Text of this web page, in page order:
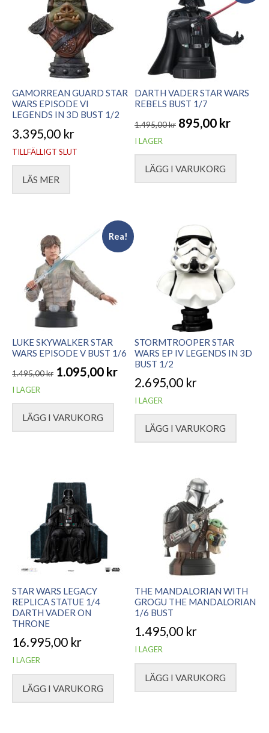
GAMORREAN GUARD STAR
WARS EPISODE VI
LEGENDS IN 3D BUST 1/2
3.395,00 kr
TILLFÄLLIGT SLUT
LÄS MER
DARTH VADER STAR WARS
REBELS BUST 1/7
1.495,00kr
Det
ursprungliga
priset
895,00 kr
Det
nuvarande
priset
I LAGER
LÄGG I VARUKORG
Rea!
LUKE SKYWALKER STAR
WARS EPISODE V BUST 1/6
1.495,00kr
Det
ursprungliga
priset
1.095,00 kr
Det
nuvarande
priset
I LAGER
LÄGG I VARUKORG
STORMTROOPER STAR
WARS EP IV LEGENDS IN 3D
BUST 1/2
2.695,00 kr
I LAGER
LÄGG I VARUKORG
STAR WARS LEGACY
REPLICA STATUE 1/4
DARTH VADER ON
THRONE
16.995,00 kr
I LAGER
LÄGG I VARUKORG
THE MANDALORIAN WITH
GROGU THE MANDALORIAN
1/6 BUST
1.495,00 kr
I LAGER
LÄGG I VARUKORG